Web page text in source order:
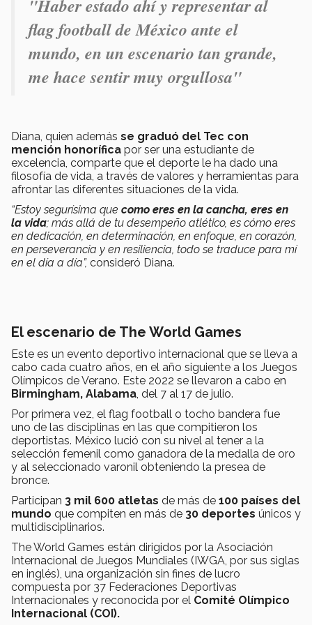
"Haber estado ahí y representar al
flag football de México ante el
mundo, en un escenario tan grande,
me hace sentir muy orgullosa"
Diana, quien además se graduó del Tec con
mención honorífica por ser una estudiante de
excelencia, comparte que el deporte le ha dado una
filosofía de vida, a través de valores y herramientas para
afrontar las diferentes situaciones de la vida.
“Estoy segurísima que como eres en la cancha, eres en
la vida; más allá de tu desempeño atlético, es cómo eres
en dedicación, en determinación, en enfoque, en corazón,
en perseverancia y en resiliencia, todo se traduce para mí
en el día a día”, consideró Diana.
El escenario de The World Games
Este es un evento deportivo internacional que se lleva a
cabo cada cuatro años, en el año siguiente a los Juegos
Olímpicos de Verano. Este 2022 se llevaron a cabo en
Birmingham, Alabama , del 7 al 17 de julio.
Por primera vez, el flag football o tocho bandera fue
uno de las disciplinas en las que compitieron los
deportistas. México lució con su nivel al tener a la
selección femenil como ganadora de la medalla de oro
y al seleccionado varonil obteniendo la presea de
bronce.
Participan 3 mil 600 atletas de más de 100 países del
mundo que compiten en más de 30 deportes únicos y
multidisciplinarios.
The World Games están dirigidos por la Asociación
Internacional de Juegos Mundiales (IWGA, por sus siglas
en inglés), una organización sin fines de lucro
compuesta por 37 Federaciones Deportivas
Internacionales y reconocida por el Comité Olímpico
Internacional (COI).